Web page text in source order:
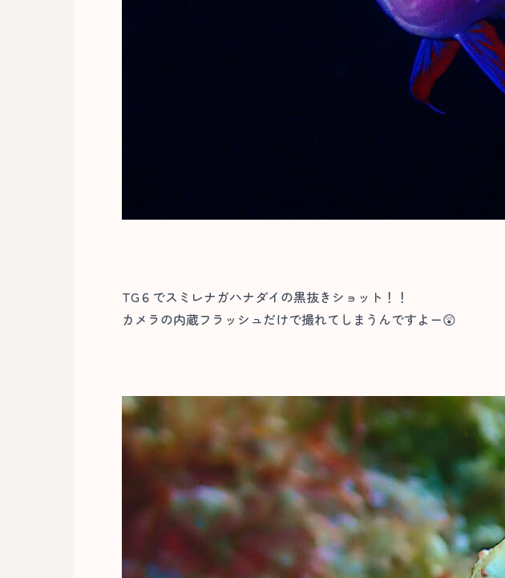
TG６でスミレナガハナダイの黒抜きショット！！
カメラの内蔵フラッシュだけで撮れてしまうんですよー😲